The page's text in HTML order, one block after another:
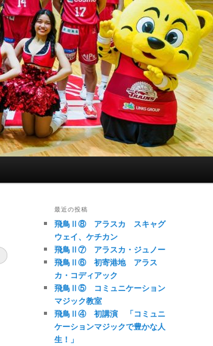
最近の投稿
飛鳥Ⅱ⑧ アラスカ スキャグ
ウェイ、ケチカン
飛鳥Ⅱ⑦ アラスカ・ジュノー
飛鳥Ⅱ⑥ 初寄港地 アラス
カ・コディアック
飛鳥Ⅱ⑤ コミュニケーション
マジック教室
飛鳥Ⅱ④ 初講演 「コミュニ
ケーションマジックで豊かな人
生！」